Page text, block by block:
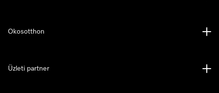
Okosotthon
Üzleti partner